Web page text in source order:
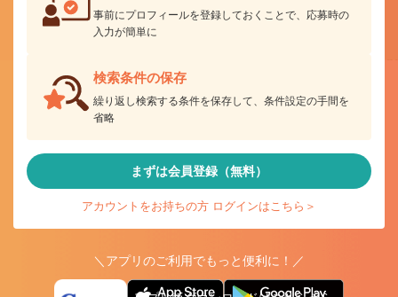
事前にプロフィールを登録しておくことで、応募時の
入力が簡単に
検索条件の保存
繰り返し検索する条件を保存して、条件設定の手間を
省略
まずは会員登録（無料）
アカウントをお持ちの方 ログインはこちら＞
＼アプリのご利用でもっと便利に！／